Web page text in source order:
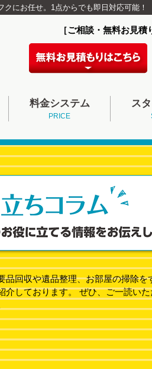
クにお任せ。1点からでも即日対応可能！
［ご相談・無料お見積
料金システム
PRICE
ス
品回収や遺品整理、お部屋の掃除
介しております。 ぜひ、ご一読い